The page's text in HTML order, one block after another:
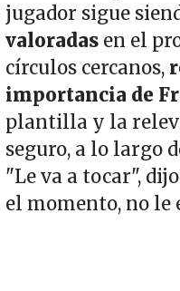
jugador sigue
valoradasen el
círculos cercanos,
importancia de
plantilla y la
seguro, a lo largo
"Le va a tocar",
el momento, no le